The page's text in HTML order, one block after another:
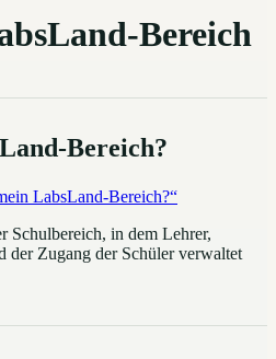
Bereich
Bereich?
LabsLand-Bereich?“
Schulbereich, in dem Lehrer,
der Zugang der Schüler verwaltet